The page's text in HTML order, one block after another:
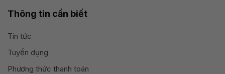
Thông tin cần biết
Tin tức
Tuyển dụng
Phương thức thanh toán